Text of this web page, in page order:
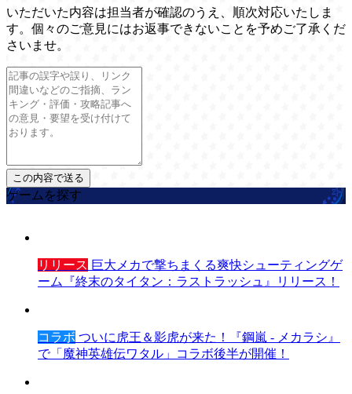
いただいた内容は担当者が確認のうえ、順次対応いたしま
す。個々のご意見にはお返事できないことを予めご了承くだ
さいませ。
ゲームを探す
リリース 巨大メカで撃ちまくる爽快シューティングゲ
ーム『終末のタイタン：ラストラッシュ』リリース！
コラボ ついに虎王＆影虎が来た！『鋼嵐 - メカラシ』
で「魔神英雄伝ワタル」コラボ後半が開催！